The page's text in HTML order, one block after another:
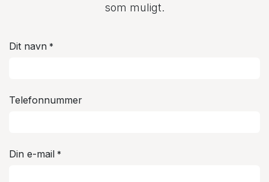
som muligt.
Dit navn *
Telefonnummer
Din e-mail *